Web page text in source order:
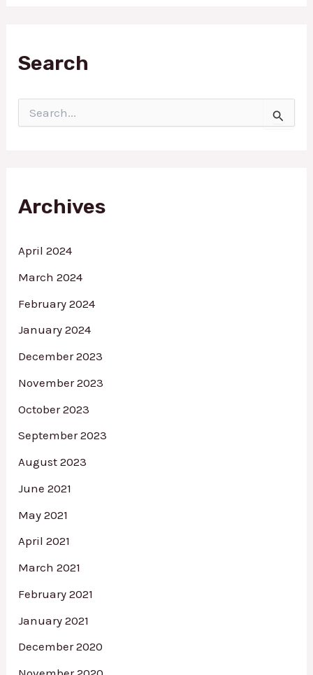
Search
e
o
Archives
April 2024
March 2024
February 2024
January 2024
December 2023
November 2023
October 2023
September 2023
August 2023
June 2021
May 2021
April 2021
March 2021
February 2021
January 2021
December 2020